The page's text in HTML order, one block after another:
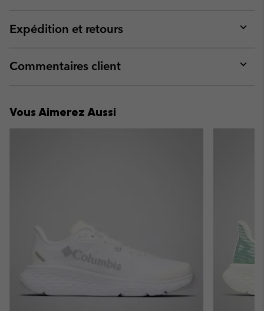
or
Expédition et retours
or
Commentaires client
or
Vous Aimerez Aussi